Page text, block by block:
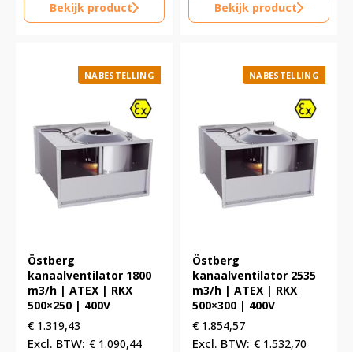
Bekijk product Bekijk product
NABESTELLING
Östberg
kanaalventilator 1800
m3/h | ATEX | RKX
500×250 | 400V
€ 1.319,43
€ 1.090,44
NABESTELLING
Östberg
kanaalventilator 2535
m3/h | ATEX | RKX
500×300 | 400V
€ 1.854,57
€ 1.532,70